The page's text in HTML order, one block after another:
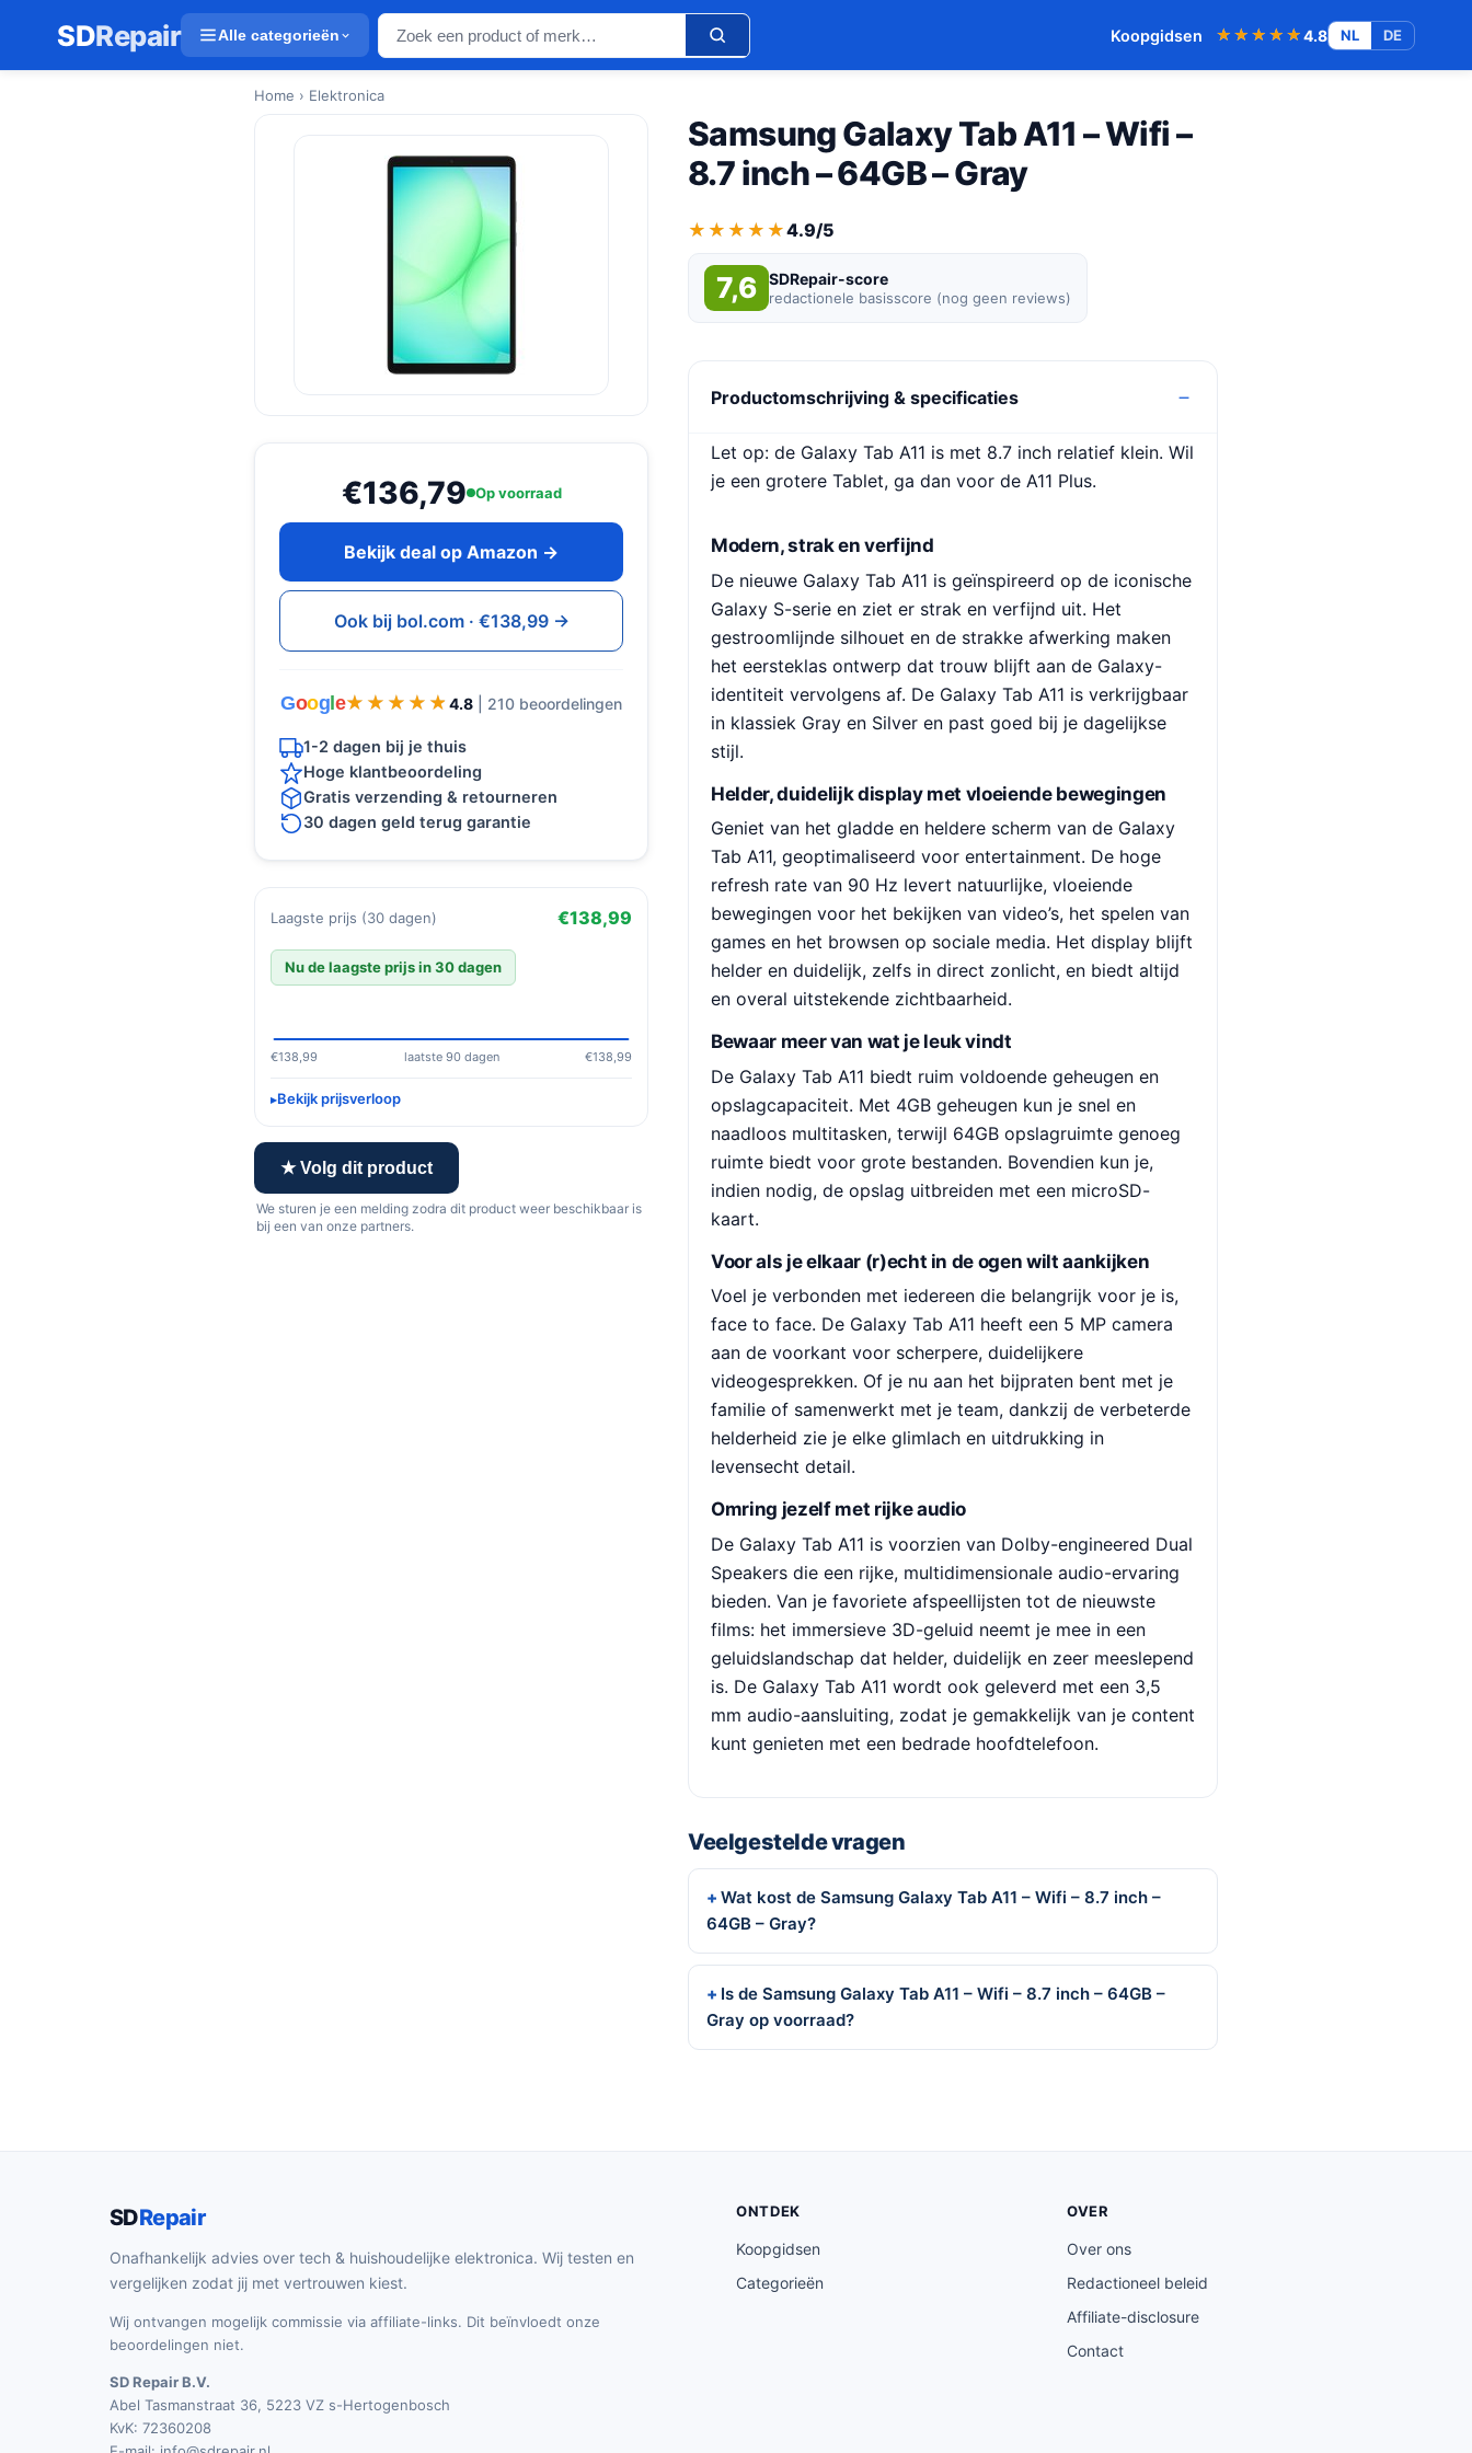
SDRepair Alle categorieën Koopgidsen ★★★★★
★★★★★4.8 NL DE
Home › Elektronica
€136,79 Op voorraad
Bekijk deal op Amazon →
Ook bij bol.com · €138,99 →
Goog e★★★★★
★★★★★ 4.8 | 210 beoordelingen
1-2 dagen bij je thuis
Hoge klantbeoordeling
Gratis verzending & retourneren
30 dagen geld terug garantie
Laagste prijs (30 dagen) €138,99
Nu de laagste prijs in 30 dagen
€138,99 laatste 90 dagen €138,99
Bekijk prijsverloop
★ Volg dit product
We sturen je een melding zodra dit product weer beschikbaar is
bij een van onze partners.
Samsung Galaxy Tab A11 – Wifi –
8.7 inch – 64GB – Gray
★★★★★
★★★★★4.9/5
7,6 SDRepair-score
redactionele basisscore (nog geen reviews)
Productomschrijving & specificaties
Let op: de Galaxy Tab A11 is met 8.7 inch relatief klein. Wil
je een grotere Tablet, ga dan voor de A11 Plus.
Modern, strak en verfijnd
De nieuwe Galaxy Tab A11 is geïnspireerd op de iconische
Galaxy S-serie en ziet er strak en verfijnd uit. Het
gestroomlijnde silhouet en de strakke afwerking maken
het eersteklas ontwerp dat trouw blijft aan de Galaxy-
identiteit vervolgens af. De Galaxy Tab A11 is verkrijgbaar
in klassiek Gray en Silver en past goed bij je dagelijkse
stijl.
Helder, duidelijk display met vloeiende bewegingen
Geniet van het gladde en heldere scherm van de Galaxy
Tab A11, geoptimaliseerd voor entertainment. De hoge
refresh rate van 90 Hz levert natuurlijke, vloeiende
bewegingen voor het bekijken van video’s, het spelen van
games en het browsen op sociale media. Het display blijft
helder en duidelijk, zelfs in direct zonlicht, en biedt altijd
en overal uitstekende zichtbaarheid.
Bewaar meer van wat je leuk vindt
De Galaxy Tab A11 biedt ruim voldoende geheugen en
opslagcapaciteit. Met 4GB geheugen kun je snel en
naadloos multitasken, terwijl 64GB opslagruimte genoeg
ruimte biedt voor grote bestanden. Bovendien kun je,
indien nodig, de opslag uitbreiden met een microSD-
kaart.
Voor als je elkaar (r)echt in de ogen wilt aankijken
Voel je verbonden met iedereen die belangrijk voor je is,
face to face. De Galaxy Tab A11 heeft een 5 MP camera
aan de voorkant voor scherpere, duidelijkere
videogesprekken. Of je nu aan het bijpraten bent met je
familie of samenwerkt met je team, dankzij de verbeterde
helderheid zie je elke glimlach en uitdrukking in
levensecht detail.
Omring jezelf met rijke audio
De Galaxy Tab A11 is voorzien van Dolby-engineered Dual
Speakers die een rijke, multidimensionale audio-ervaring
bieden. Van je favoriete afspeellijsten tot de nieuwste
films: het immersieve 3D-geluid neemt je mee in een
geluidslandschap dat helder, duidelijk en zeer meeslepend
is. De Galaxy Tab A11 wordt ook geleverd met een 3,5
mm audio-aansluiting, zodat je gemakkelijk van je content
kunt genieten met een bedrade hoofdtelefoon.
Veelgestelde vragen
Wat kost de Samsung Galaxy Tab A11 – Wifi – 8.7 inch –
64GB – Gray?
Is de Samsung Galaxy Tab A11 – Wifi – 8.7 inch – 64GB –
Gray op voorraad?
SDRepair
Onafhankelijk advies over tech & huishoudelijke elektronica. Wij testen en
vergelijken zodat jij met vertrouwen kiest.
Wij ontvangen mogelijk commissie via affiliate-links. Dit beïnvloedt onze
beoordelingen niet.
SD Repair B.V.
Abel Tasmanstraat 36, 5223 VZ s-Hertogenbosch
KvK: 72360208
ONTDEK
Koopgidsen
Categorieën
OVER
Over ons
Redactioneel beleid
Affiliate-disclosure
Contact